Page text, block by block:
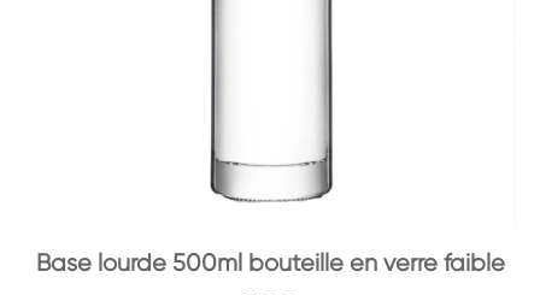
Base lourde 500ml bouteille en verre faible